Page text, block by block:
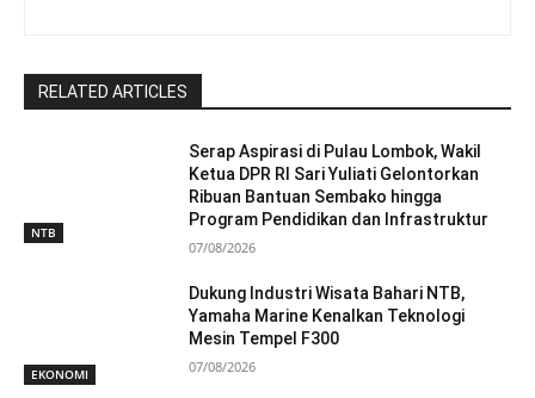
RELATED ARTICLES
NTB
Serap Aspirasi di Pulau Lombok, Wakil
Ketua DPR RI Sari Yuliati Gelontorkan
Ribuan Bantuan Sembako hingga
Program Pendidikan dan Infrastruktur
07/08/2026
EKONOMI
Dukung Industri Wisata Bahari NTB,
Yamaha Marine Kenalkan Teknologi
Mesin Tempel F300
07/08/2026